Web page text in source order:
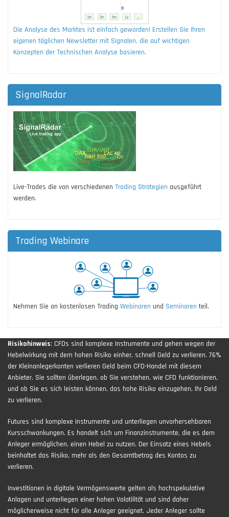
Die Analyse des Marktes ist einfach geworden! Erstellen Sie Ihren
eigenen täglichen Newsletter mit Signalen, die auf wichtigen
Konzepten der Technischen Analyse basieren.
SignalRadar
Live-Trades die von verschiedenen Trading Strategien ausgeführt
werden.
Trading Webinare
Nehmen Sie an kostenlosen Trading Webinaren und Seminaren teil.
Risikohinweis: CFDs sind komplexe Instrumente und gehen wegen der
Hebelwirkung mit dem hohen Risiko einher, schnell Geld zu verlieren. 76%
der Kleinanlegerkonten verlieren Geld beim CFD-Handel mit diesem
Anbieter. Sie sollten überlegen, ob Sie verstehen, wie CFD funktionieren,
und ob Sie es sich leisten können, das hohe Risiko einzugehen, Ihr Geld
zu verlieren.
Futures sind komplexe Instrumente und unterliegen unvorhersehbaren
Kursschwankungen. Es handelt sich um Finanzinstrumente, die es dem
Anleger ermöglichen, einen Hebel zu nutzen. Der Einsatz eines Hebels
beinhaltet das Risiko, mehr als den Gesamtbetrag des Kontos zu
verlieren.
Investitionen in digitale Vermögenswerte gelten als hochspekulative
Anlagen und unterliegen einer hohen Volatilität und sind daher
möglicherweise nicht für alle Anleger geeignet. Jeder Anleger sollte